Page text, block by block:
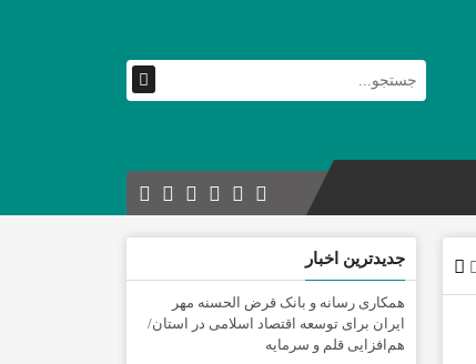
جدیدترین اخبار
همکاری رسانه و بانک قرض الحسنه مهر
ایران برای توسعه اقتصاد اسلامی در استان/
هم‌افزایی قلم و سرمایه